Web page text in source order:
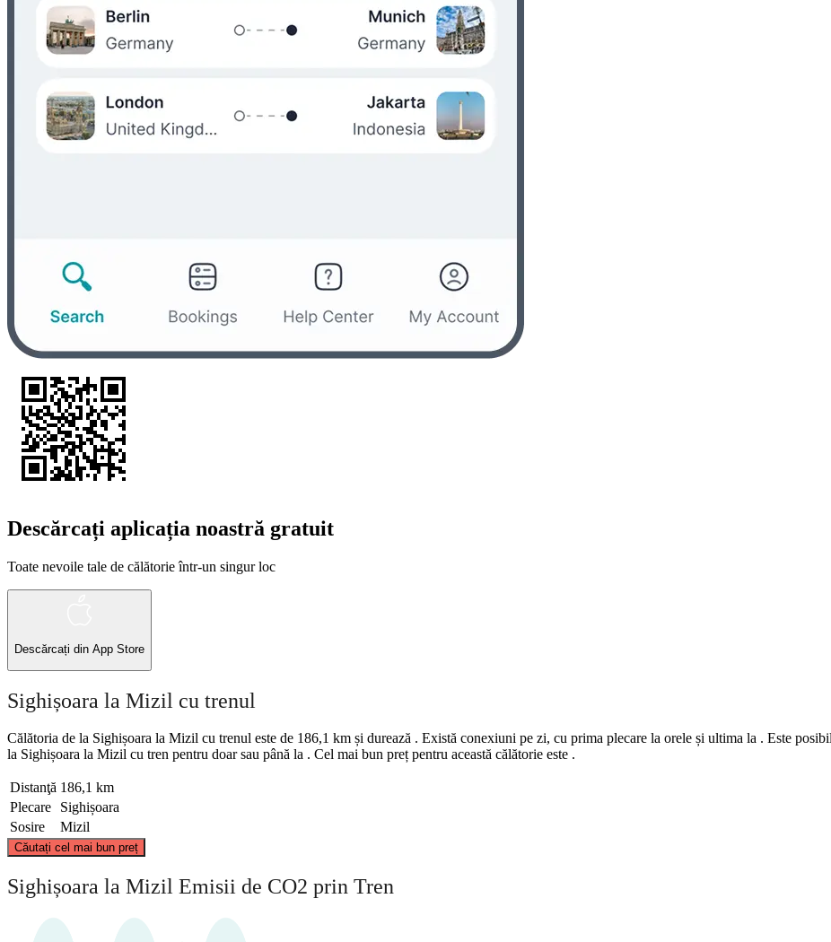
Descărcați aplicația noastră gratuit
Toate nevoile tale de călătorie într-un singur loc
Descărcați din App Store
Sighișoara la Mizil cu trenul
Călătoria de la Sighișoara la Mizil cu trenul este de 186,1 km și durează . Există conexiuni pe zi, cu prima plecare la orele și ultima la . Este
la Sighișoara la Mizil cu tren pentru doar sau până la . Cel mai bun preț pentru această călătorie este .
Distanţă 186,1 km
Plecare
Sighișoara
Sosire
Mizil
Căutați cel mai bun preț
Sighișoara la Mizil Emisii de CO2 prin Tren